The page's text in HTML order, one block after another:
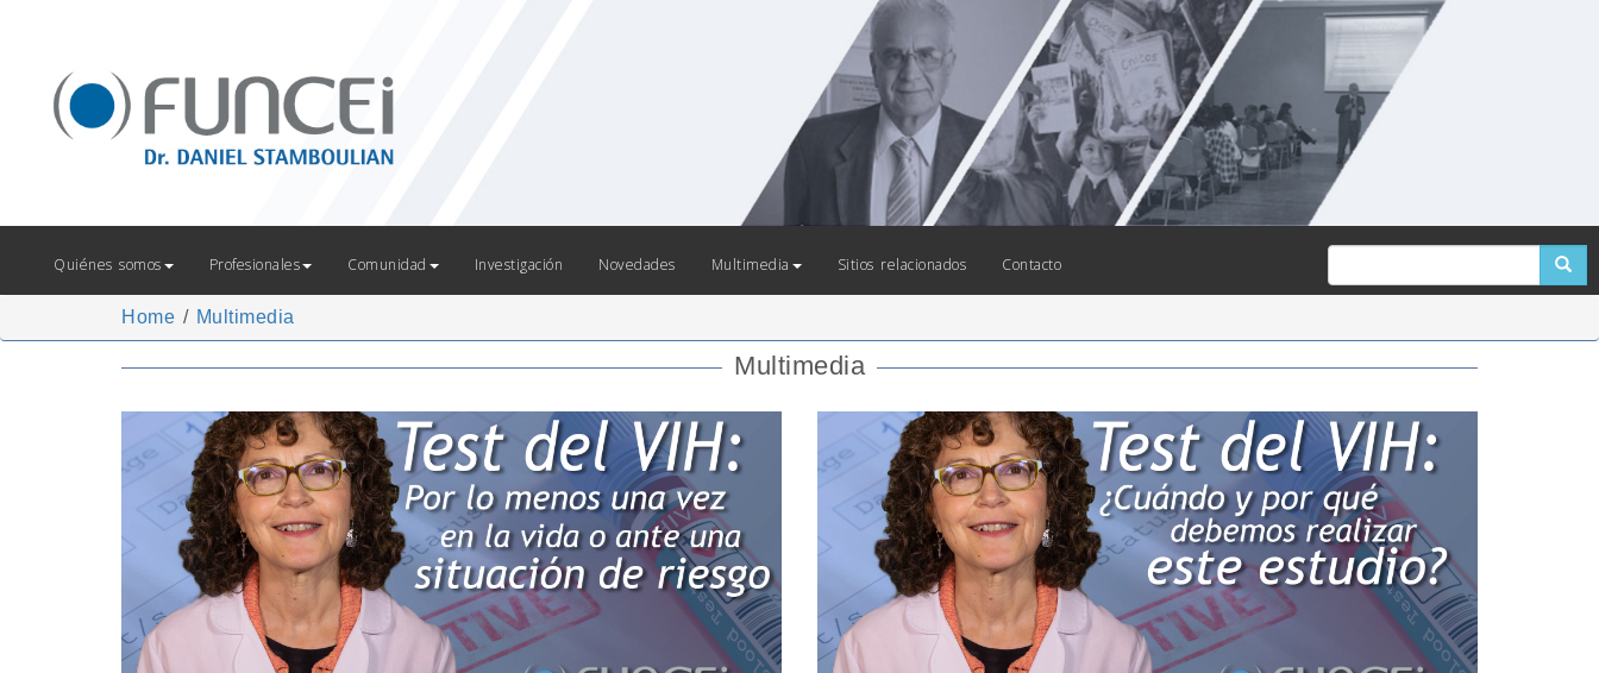
Quiénes somos Profesionales Comunidad Investigación Novedades Multimedia Sitios relacionados Contacto
Home / Multimedia
Multimedia